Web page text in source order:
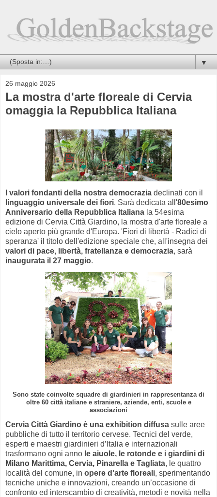
▼
26 maggio 2026
La mostra d'arte floreale di Cervia
omaggia la Repubblica Italiana
I valori fondanti della nostra democrazia declinati con il
linguaggio universale dei fiori. Sarà dedicata all'80esimo
Anniversario della Repubblica Italiana la 54esima
edizione di Cervia Città Giardino, la mostra d'arte floreale a
cielo aperto più grande d'Europa. 'Fiori di libertà - Radici di
speranza' il titolo dell'edizione speciale che, all'insegna dei
valori di pace, libertà, fratellanza e democrazia, sarà
inaugurata il 27 maggio.
Sono state coinvolte squadre di giardinieri in rappresentanza di
oltre 60 città italiane e straniere, aziende, enti, scuole e
associazioni
Cervia Città Giardino è una exhibition diffusa sulle aree
pubbliche di tutto il territorio cervese. Tecnici del verde,
esperti e maestri giardinieri d’Italia e internazionali
trasformano ogni anno le aiuole, le rotonde e i giardini di
Milano Marittima, Cervia, Pinarella e Tagliata, le quattro
località del comune, in opere d'arte floreali, sperimentando
tecniche uniche e innovazioni, creando un’occasione di
confronto ed interscambio di creatività, metodi e novità nella